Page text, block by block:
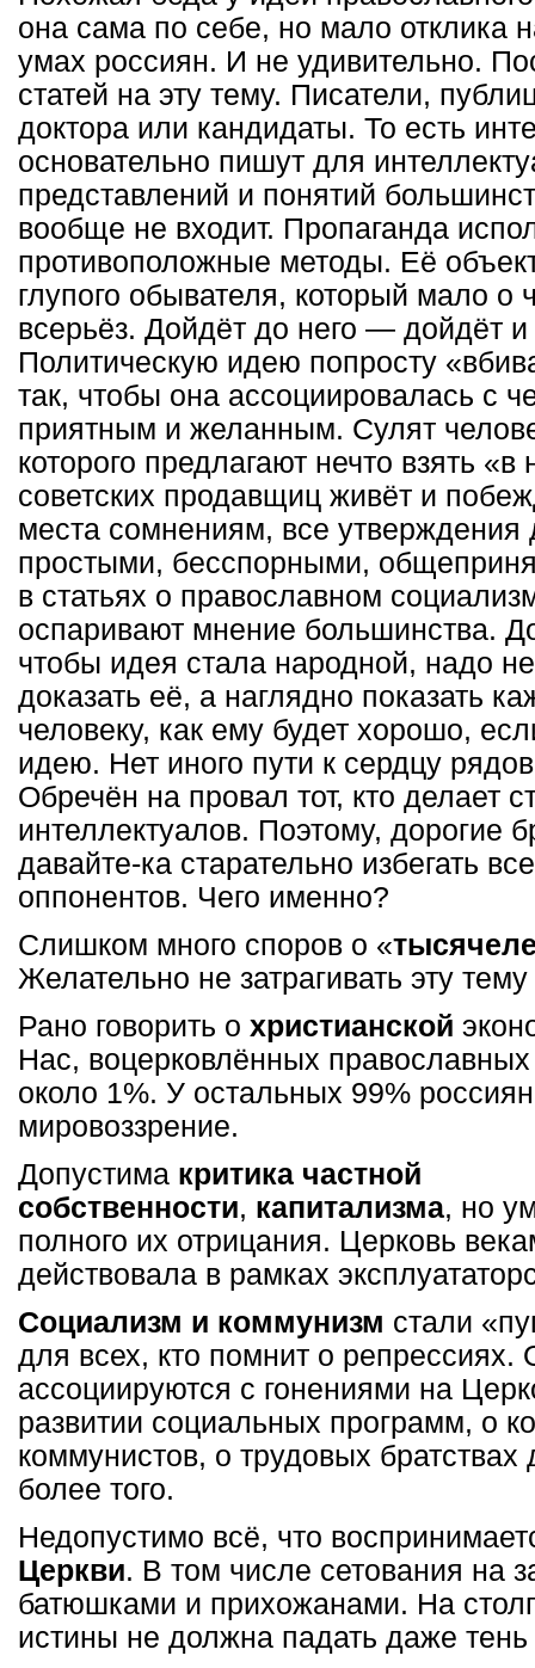
она сама по себе, но мало отклика
умах россиян. И не удивительно.
статей на эту тему. Писатели,
доктора или кандидаты. То есть
основательно пишут для
представлений и понятий
вообще не входит. Пропаганда
противоположные методы. Её
глупого обывателя, который мало о
всерьёз. Дойдёт до него — дойдёт
Политическую идею попросту
так, чтобы она ассоциировалась с
приятным и желанным. Сулят
которого предлагают нечто взять «в
советских продавщиц живёт и
места сомнениям, все
простыми, бесспорными,
в статьях о православном
оспаривают мнение большинства.
чтобы идея стала народной, надо
доказать её, а наглядно показать
человеку, как ему будет хорошо,
идею. Нет иного пути к сердцу
Обречён на провал тот, кто делает
интеллектуалов. Поэтому, дорогие
давайте-ка старательно избегать
оппонентов. Чего именно?
Слишком много споров о «
Желательно не затрагивать эту
Рано говорить о христианской
Нас, воцерковлённых
около 1%. У остальных 99%
мировоззрение.
Допустима критика частной
собственности, капитализма, но
полного их отрицания. Церковь
действовала в рамках
Социализм и коммунизм стали
для всех, кто помнит о репрессиях.
ассоциируются с гонениями на
развитии социальных программ, о
коммунистов, о трудовых
более того.
Недопустимо всё, что
Церкви. В том числе сетования на
батюшками и прихожанами. На
истины не должна падать даже